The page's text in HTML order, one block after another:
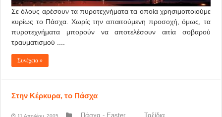
Σε όλους αρέσουν τα πυροτεχνήματα τα οποία χρησιμοποιούμε
κυρίως το Πάσχα. Χωρίς την απαιτούμενη προσοχή, όμως, τα
πυροτεχνήματα μπορούν να αποτελέσουν αιτία σοβαρού
τραυματισμού ....
Συνέχεια »
Στην Κέρκυρα, το Πάσχα
11 Απριλίου, 2005 Πάσχα - Easter , Ταξίδια